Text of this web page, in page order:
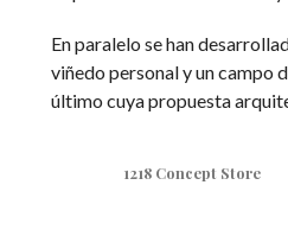
En paralelo se han
viñedo personal y un campo
último cuya propuesta
1218 Concept Store